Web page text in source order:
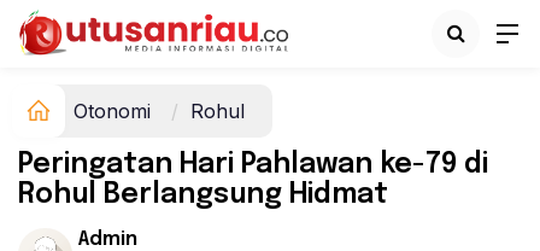
Otonomi Rohul
Peringatan Hari Pahlawan ke-79 di
Rohul Berlangsung Hidmat
Admin